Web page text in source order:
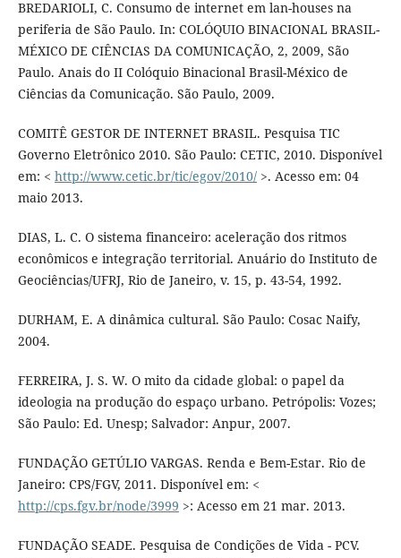
BREDARIOLI, C. Consumo de internet em lan-houses na
periferia de São Paulo. In: COLÓQUIO BINACIONAL BRASIL-
MÉXICO DE CIÊNCIAS DA COMUNICAÇÃO, 2, 2009, São
Paulo. Anais do II Colóquio Binacional Brasil-México de
Ciências da Comunicação. São Paulo, 2009.
COMITÊ GESTOR DE INTERNET BRASIL. Pesquisa TIC
Governo Eletrônico 2010. São Paulo: CETIC, 2010. Disponível
em: < http://www.cetic.br/tic/egov/2010/>. Acesso em: 04
maio 2013.
DIAS, L. C. O sistema financeiro: aceleração dos ritmos
econômicos e integração territorial. Anuário do Instituto de
Geociências/UFRJ, Rio de Janeiro, v. 15, p. 43-54, 1992.
DURHAM, E. A dinâmica cultural. São Paulo: Cosac Naify,
2004.
FERREIRA, J. S. W. O mito da cidade global: o papel da
ideologia na produção do espaço urbano. Petrópolis: Vozes;
São Paulo: Ed. Unesp; Salvador: Anpur, 2007.
FUNDAÇÃO GETÚLIO VARGAS. Renda e Bem-Estar. Rio de
Janeiro: CPS/FGV, 2011. Disponível em: <
http://cps.fgv.br/node/3999 >: Acesso em 21 mar. 2013.
FUNDAÇÃO SEADE. Pesquisa de Condições de Vida - PCV.